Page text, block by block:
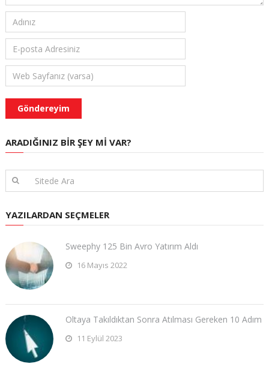
ARADIĞINIZ BIR ŞEY MI VAR?
YAZILARDAN SEÇMELER
Sweephy 125 Bin Avro Yatırım Aldı
16 Mayıs 2022
Oltaya Takıldıktan Sonra Atılması Gereken 10 Adım
11 Eylül 2023